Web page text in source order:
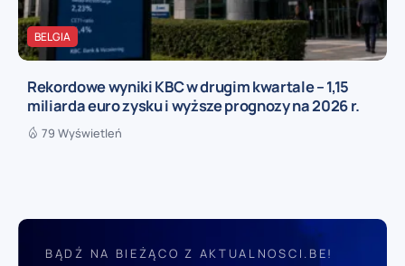
BELGIA
Rekordowe wyniki KBC w drugim kwartale – 1,15
miliarda euro zysku i wyższe prognozy na 2026 r.
79 Wyświetleń
BĄDŹ NA BIEŻĄCO Z AKTUALNOSCI.BE!